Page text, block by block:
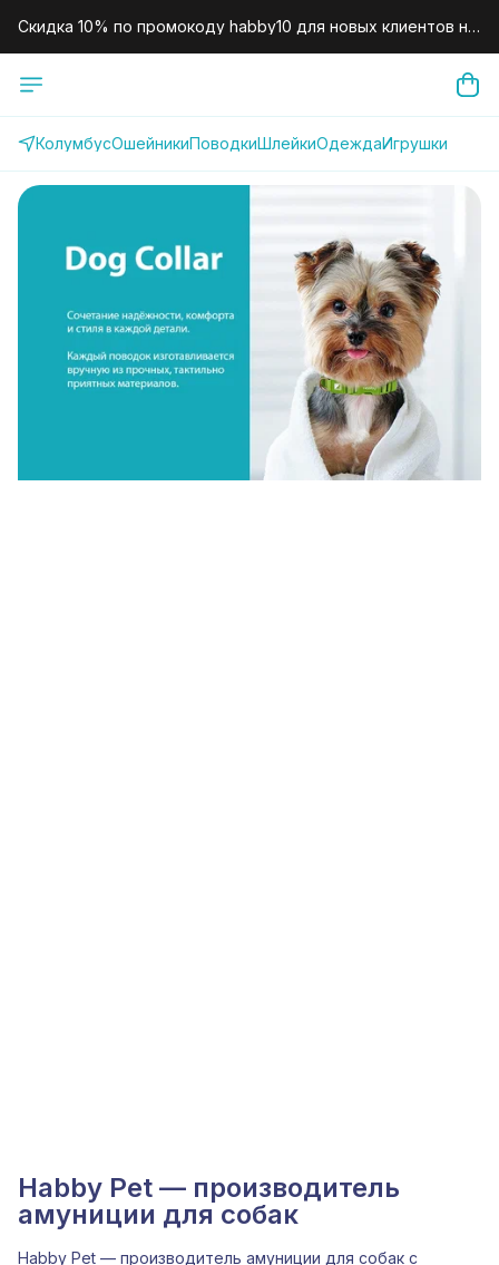
Скидка 10% по промокоду habby10 для новых клиентов на
КолумбусОшейникиПоводкиШлейкиОдеждаИгрушки
Habby Pet — производитель
амуниции для собак
Habby Pet — производитель амуниции для собак с